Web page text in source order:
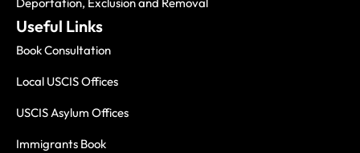
Useful Links
Book Consultation
Local USCIS Offices
USCIS Asylum Offices
Immigrants Book